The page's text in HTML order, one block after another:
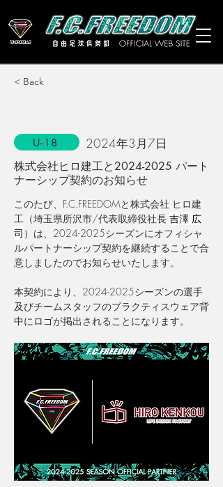
< Back
U-18 2024年3月7日
株式会社ヒロ建工と2024-2025 パート
ナーシップ契約のお知らせ
このたび、F.C.FREEDOMと株式会社 ヒロ建
工（埼玉県所沢市/代表取締役社長 吉澤 広
司 ）は、2024-2025シーズンにオフィシャ
ルパートナーシップ契約を継続することで合
意しましたのでお知らせいたします。
本契約により、2024-2025シーズンの選手
及びチームスタッフのプラクティスウェア背
中にロゴが掲出されることになります。